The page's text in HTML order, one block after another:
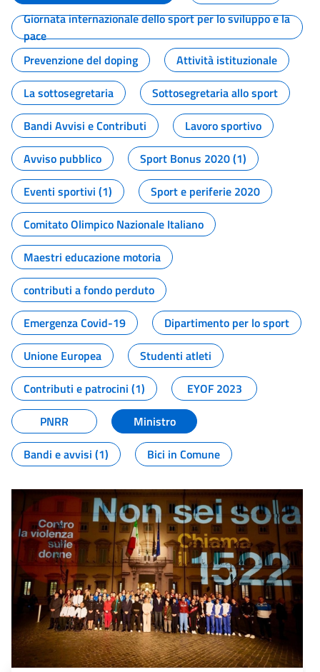
Giornata internazionale dello sport per lo sviluppo e la
pace
Prevenzione del doping
Attività istituzionale
La sottosegretaria
Sottosegretaria allo sport
Bandi Avvisi e Contributi
Lavoro sportivo
Avviso pubblico
Sport Bonus 2020 (1)
Eventi sportivi (1)
Sport e periferie 2020
Comitato Olimpico Nazionale Italiano
Maestri educazione motoria
contributi a fondo perduto
Emergenza Covid-19
Dipartimento per lo sport
Unione Europea
Studenti atleti
Contributi e patrocini (1)
EYOF 2023
PNRR
Ministro
Bandi e avvisi (1)
Bici in Comune